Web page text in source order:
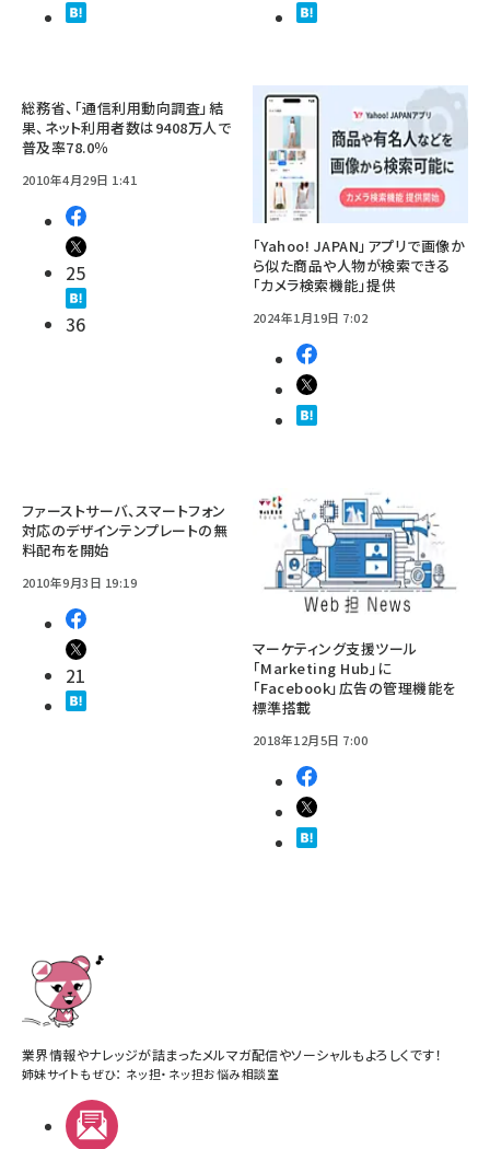
総務省、「通信利用動向調査」結
果、ネット利用者数は9408万人で
普及率78.0％
2010年4月29日 1:41
25
36
「Yahoo! JAPAN」アプリで画像か
ら似た商品や人物が検索できる
「カメラ検索機能」提供
2024年1月19日 7:02
ファーストサーバ、スマートフォン
対応のデザインテンプレートの無
料配布を開始
2010年9月3日 19:19
21
マーケティング支援ツール
「Marketing Hub」に
「Facebook」広告の管理機能を
標準搭載
2018年12月5日 7:00
業界情報やナレッジが詰まったメルマガ配信やソーシャルもよろしくです！
姉妹サイトもぜひ： ネッ担・ ネッ担お悩み相談室